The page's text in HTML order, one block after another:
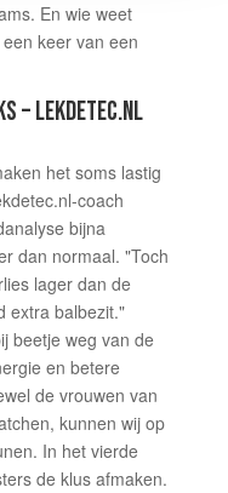
En wie weet
keer van een
– LEKDETEC.NL
het soms lastig
coach
bijna
dan normaal. "Toch
lager dan de
extra balbezit."
beetje weg van de
en betere
de vrouwen van
kunnen wij op
In het vierde
de klus afmaken.